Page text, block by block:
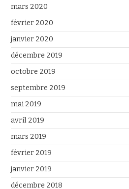
mars 2020
février 2020
janvier 2020
décembre 2019
octobre 2019
septembre 2019
mai 2019
avril 2019
mars 2019
février 2019
janvier 2019
décembre 2018